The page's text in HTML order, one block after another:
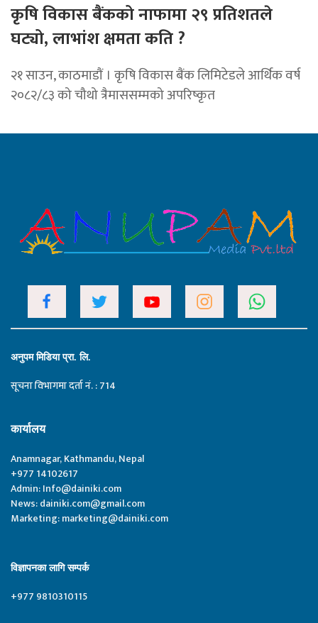
कृषि विकास बैंकको नाफामा २९ प्रतिशतले
घट्यो, लाभांश क्षमता कति ?
२१ साउन, काठमाडाैं । कृषि विकास बैंक लिमिटेडले आर्थिक वर्ष
२०८२/८३ को चौथो त्रैमाससम्मको अपरिष्कृत
अनुपम मिडिया प्रा. लि.
सूचना विभागमा दर्ता नं. : 714
कार्यालय
Anamnagar, Kathmandu, Nepal
+977 14102617
Admin:Info@dainiki.com
News:dainiki.com@gmail.com
Marketing:marketing@dainiki.com
विज्ञापनका लागि सम्पर्क
+977 9810310115